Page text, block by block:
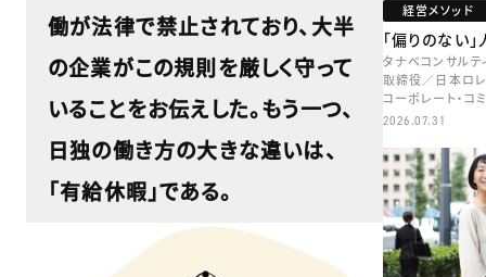
働が法律で禁止されており、大半
の企業がこの規則を厳しく守って
いることをお伝えした。もう一つ、
日独の働き方の大きな違いは、
「有給休暇」である。
経営メソッド
「偏りのない
タナベコンサル
取締役／日本ロ
コーポレート・コ
本部長／キャリア
2026.07.31